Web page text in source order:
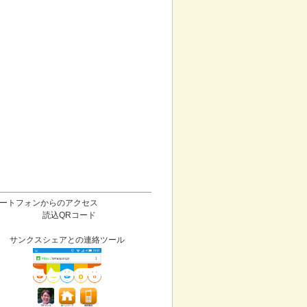
トフォンからのアクセス
読込QRコード
サンクスシェアとの連絡ツール